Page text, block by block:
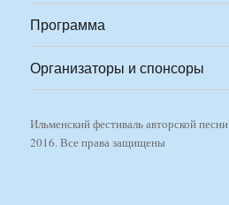
Программа
Организаторы и спонсоры
Ильменский фестиваль авторской песни
2016. Все права защищены